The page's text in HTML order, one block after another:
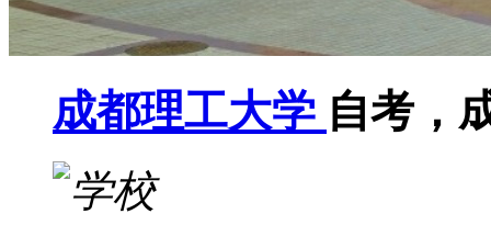
成都理工大学 自考，